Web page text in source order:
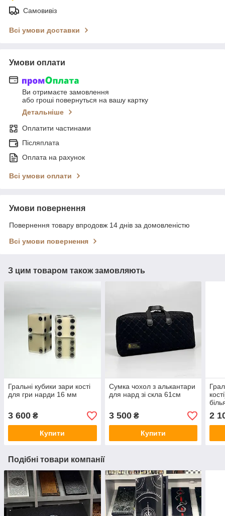
Самовивіз
Всі умови доставки
Умови оплати
Ви отримаєте замовлення
або гроші повернуться на вашу картку
Детальніше
Оплатити частинами
Післяплата
Оплата на рахунок
Всі умови оплати
Умови повернення
Повернення товару впродовж 14 днів за домовленістю
Всі умови повернення
З цим товаром також замовляють
Гральні кубики зари кості
для гри нарди 16 мм
3 600 ₴
Купити
Сумка чохол з алькантари
для нард зі скла 61см
3 500₴
Купити
шт
2
Подібні товари компанії